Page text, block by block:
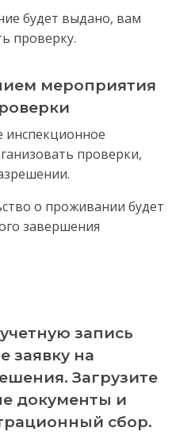
будет выдано, вам
проверку.
мероприятия
инспекционное
проверки,
о проживании будет
завершения
запись
заявку на
Загрузите
документы и
сбор.